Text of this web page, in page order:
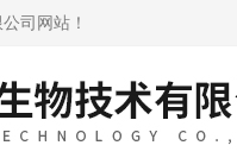
司网站！